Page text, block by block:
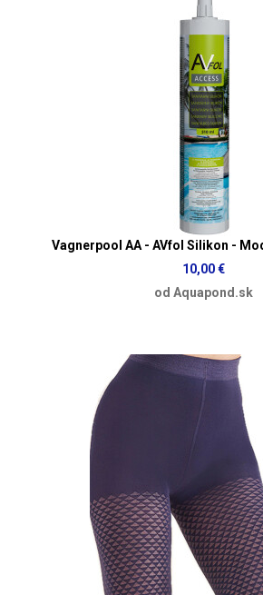
Vagnerpool AA - AVfol Silikon -
10,00 €
od Aquapond.sk